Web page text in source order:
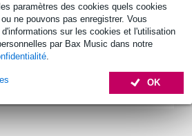
paramètres des cookies quels cookies
ne pouvons pas enregistrer. Vous
sur les cookies et l'utilisation
par Bax Music dans notre
.
OK